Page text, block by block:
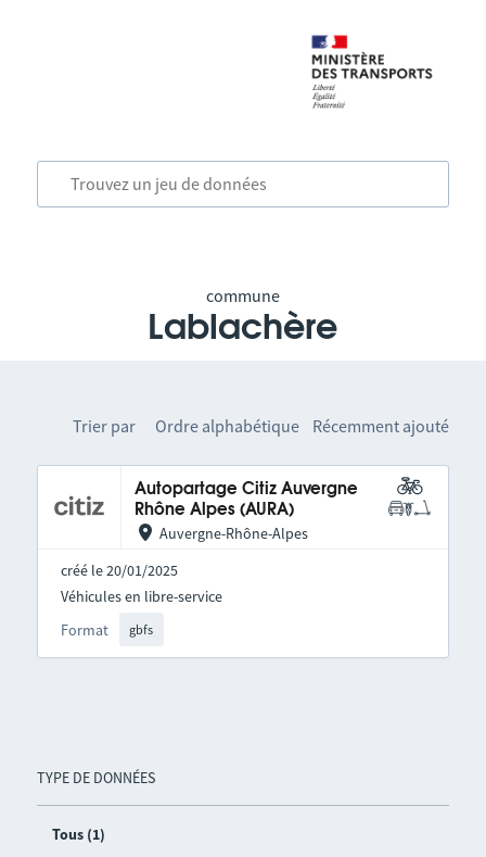
commune
Lablachère
TYPE DE DONNÉES
Tous (1)
Trier par Ordre alphabétique Récemment ajouté
Autopartage Citiz Auvergne
Rhône Alpes (AURA)
Auvergne-Rhône-Alpes
créé le 20/01/2025
Format gbfs
Véhicules en libre-service